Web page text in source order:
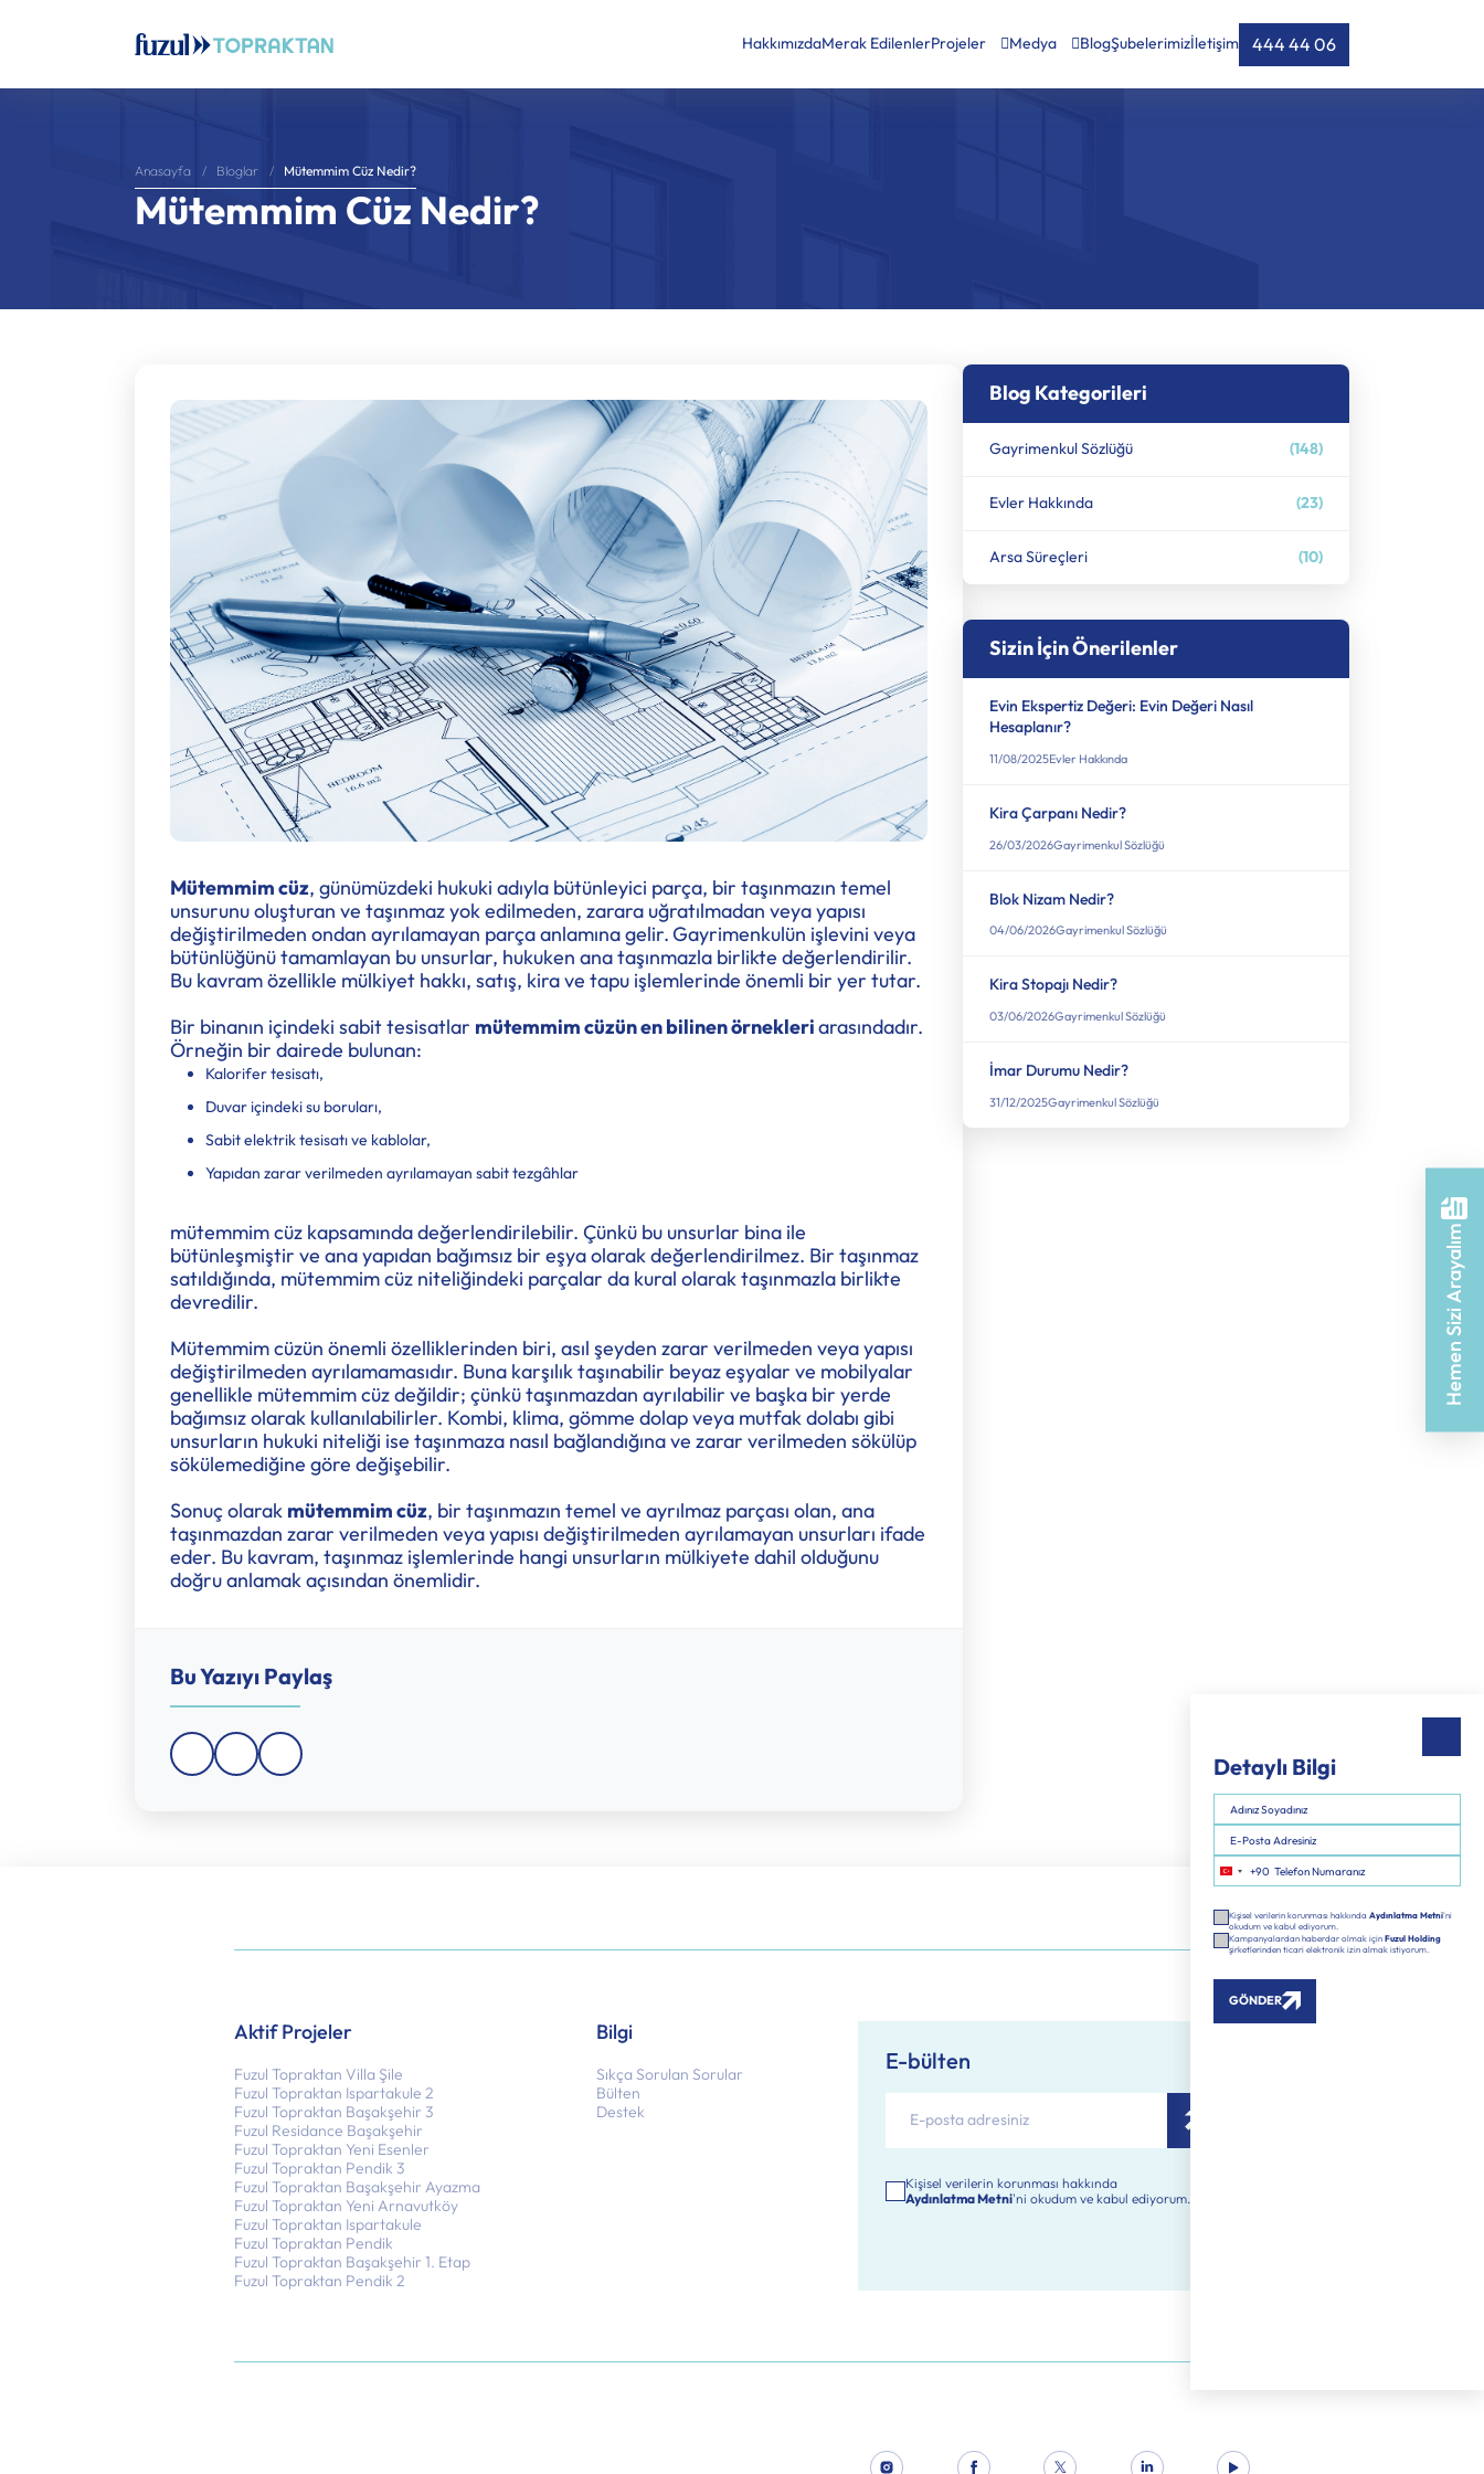
HakkımızdaMerak EdilenlerProjeler Medya BlogŞubelerimizİletişim 444 44 06
Hemen Sizi Arayalım
Anasayfa Bloglar Mütemmim Cüz Nedir?
Mütemmim Cüz Nedir?
Mütemmim cüz, günümüzdeki hukuki adıyla bütünleyici parça, bir taşınmazın temel
unsurunu oluşturan ve taşınmaz yok edilmeden, zarara uğratılmadan veya yapısı
değiştirilmeden ondan ayrılamayan parça anlamına gelir.Gayrimenkulün işlevini veya
bütünlüğünü tamamlayan bu unsurlar, hukuken ana taşınmazla birlikte değerlendirilir.
Bu kavram özellikle mülkiyet hakkı, satış, kira ve tapu işlemlerinde önemli bir yer tutar.
Bir binanın içindeki sabit tesisatlar mütemmim cüzün en bilinen örnekleriarasındadır.
Örneğin bir dairede bulunan:
Kalorifer tesisatı,
Duvar içindeki su boruları,
Sabit elektrik tesisatı ve kablolar,
Yapıdan zarar verilmeden ayrılamayan sabit tezgâhlar
mütemmim cüz kapsamında değerlendirilebilir. Çünkü bu unsurlar bina ile
bütünleşmiştir ve ana yapıdan bağımsız bir eşya olarak değerlendirilmez. Bir taşınmaz
satıldığında, mütemmim cüz niteliğindeki parçalar da kural olarak taşınmazla birlikte
devredilir.
Mütemmim cüzün önemli özelliklerinden biri, asıl şeyden zarar verilmeden veya yapısı
değiştirilmeden ayrılamamasıdır. Buna karşılık taşınabilir beyaz eşyalar ve mobilyalar
genellikle mütemmim cüz değildir; çünkü taşınmazdan ayrılabilir ve başka bir yerde
bağımsız olarak kullanılabilirler. Kombi, klima, gömme dolap veya mutfak dolabı gibi
unsurların hukuki niteliği ise taşınmaza nasıl bağlandığına ve zarar verilmeden sökülüp
sökülemediğine göre değişebilir.
Sonuç olarak mütemmim cüz, bir taşınmazın temel ve ayrılmaz parçası olan, ana
taşınmazdan zarar verilmeden veya yapısı değiştirilmeden ayrılamayan unsurları ifade
eder. Bu kavram, taşınmaz işlemlerinde hangi unsurların mülkiyete dahil olduğunu
doğru anlamak açısından önemlidir.
Bu Yazıyı Paylaş
Blog Kategorileri
Gayrimenkul Sözlüğü (148)
Evler Hakkında (23)
Arsa Süreçleri (10)
Sizin İçin Önerilenler
Evin Ekspertiz Değeri: Evin Değeri Nasıl
Hesaplanır?
11/08/2025Evler Hakkında
Kira Çarpanı Nedir?
26/03/2026Gayrimenkul Sözlüğü
Blok Nizam Nedir?
04/06/2026Gayrimenkul Sözlüğü
Kira Stopajı Nedir?
03/06/2026Gayrimenkul Sözlüğü
İmar Durumu Nedir?
31/12/2025Gayrimenkul Sözlüğü
Aktif Projeler
Fuzul Topraktan Villa Şile
Fuzul Topraktan Ispartakule 2
Fuzul Topraktan Başakşehir 3
Fuzul Residance Başakşehir
Fuzul Topraktan Yeni Esenler
Fuzul Topraktan Pendik 3
Fuzul Topraktan Başakşehir Ayazma
Fuzul Topraktan Yeni Arnavutköy
Fuzul Topraktan Ispartakule
Fuzul Topraktan Pendik
Fuzul Topraktan Başakşehir 1. Etap
Fuzul Topraktan Pendik 2
Bilgi
Sıkça Sorulan Sorular
Bülten
Destek
E-bülten
Kişisel verilerin korunması hakkında
Aydınlatma Metni'ni okudum ve kabul ediyorum.